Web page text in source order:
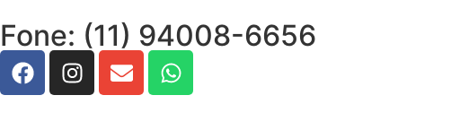
Fone: (11) 94008-6656